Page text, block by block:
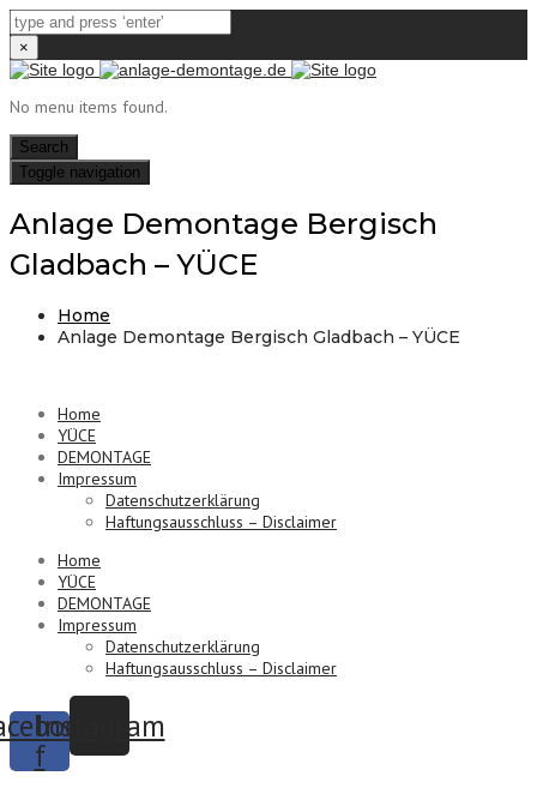
×
No menu items found.
Search
Toggle navigation
Anlage Demontage Bergisch
Gladbach – YÜCE
Home
Anlage Demontage Bergisch Gladbach – YÜCE
Home
YÜCE
DEMONTAGE
Impressum
Datenschutzerklärung
Haftungsausschluss – Disclaimer
Home
YÜCE
DEMONTAGE
Impressum
Datenschutzerklärung
Haftungsausschluss – Disclaimer
f
Instagram